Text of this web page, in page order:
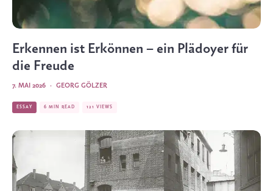
Erkennen ist Erkönnen – ein Plädoyer für
die Freude
GEORG GÖLZER
·
7. MAI 2026
ESSAY 6 MIN READ 121 VIEWS